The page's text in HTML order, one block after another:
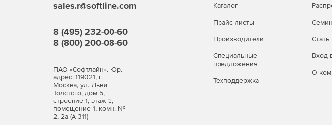
sales.r@softline.com
8 (495) 232-00-60
8 (800) 200-08-60
ПАО «Софтлайн». Юр.
адрес: 119021, г.
Москва, ул. Льва
Толстого, дом 5,
строение 1, этаж 3,
помещение 1, комн. №
2, 2а (А-311)
Каталог
Прайс-листы
Производители
Специальные
предложения
Техподдержка
Стать
Вход
О